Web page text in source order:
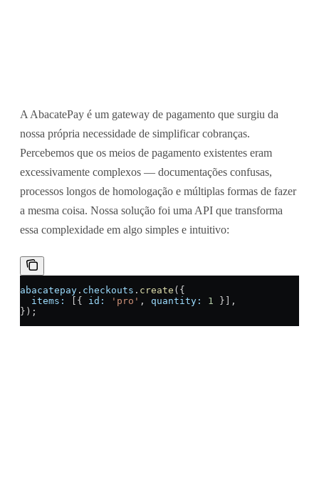
A AbacatePay é um gateway de pagamento que surgiu da
nossa própria necessidade de simplificar cobranças.
Percebemos que os meios de pagamento existentes eram
excessivamente complexos — documentações confusas,
processos longos de homologação e múltiplas formas de fazer
a mesma coisa. Nossa solução foi uma API que transforma
essa complexidade em algo simples e intuitivo:
abacatepay . checkouts . create ({
  items:
[{ id: 'pro' , quantity: 1
}],
});